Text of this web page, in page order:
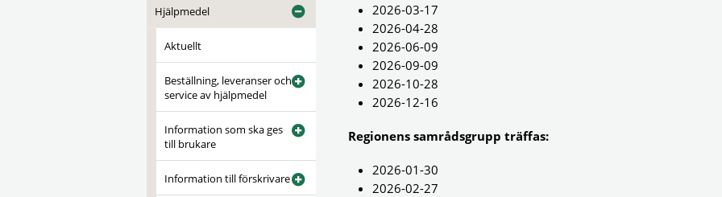
Hjälpmedel
Aktuellt
Beställning, leveranser och
service av hjälpmedel
Information som ska ges
till brukare
Information till förskrivare
2026-03-17
2026-04-28
2026-06-09
2026-09-09
2026-10-28
2026-12-16
Regionens samrådsgrupp träffas:
2026-01-30
2026-02-27